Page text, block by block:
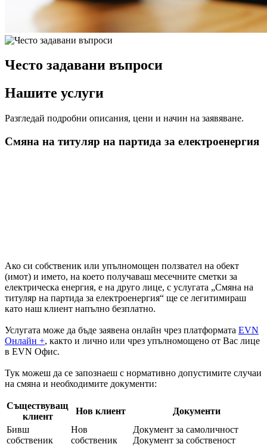
Често задавани въпроси
Нашите услуги
Разгледай подробни описания, цени и начин на заявяване.
Смяна на титуляр на партида за електроенергия
Ако си собственик или упълномощен ползвател на обект
(имот) и името, на което получаваш месечните сметки за
електрическа енергия, е на друго лице, с услугата „Смяна на
титуляр на партида за електроенергия“ ще се легитимираш
като наш клиент напълно безплатно.
Услугата може да бъде заявена онлайн чрез платформата EVN
Онлайн +, както и лично или чрез упълномощено от Вас лице
в EVN Офис.
Тук можеш да се запознаеш с нормативно допустимите случаи
на смяна и необходимите документи:
Съществуващ
клиент
Нов клиент
Документи
Бивш
собственик
Нов
собственик
Документ за самоличност
Документ за собственост